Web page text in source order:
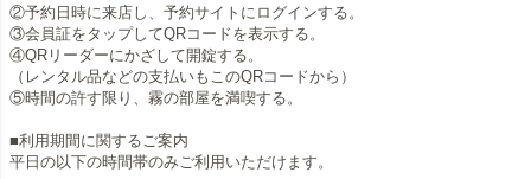
②予約日時に来店し、予約サイトにログインする。
③会員証をタップしてQRコードを表示する。
④QRリーダーにかざして開錠する。
（レンタル品などの支払いもこのQRコードから）
⑤時間の許す限り、霧の部屋を満喫する。
■利用期間に関するご案内
平日の以下の時間帯のみご利用いただけます。